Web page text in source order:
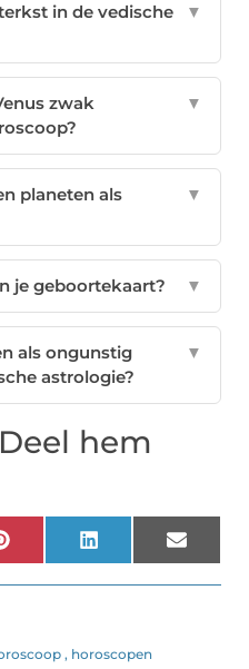
in de vedische
▼
zwak
▼
planeten als
▼
je geboortekaart? ▼
als ongunstig
astrologie?
▼
hem
Pinterest LinkedIn Email
, horoscopen